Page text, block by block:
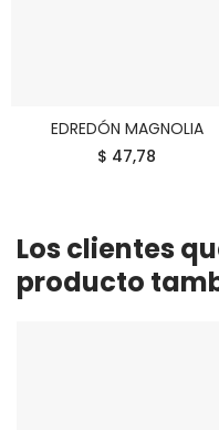
COMPRAR
EDREDÓN MAGNOLIA
$ 47,78
Los clientes
producto